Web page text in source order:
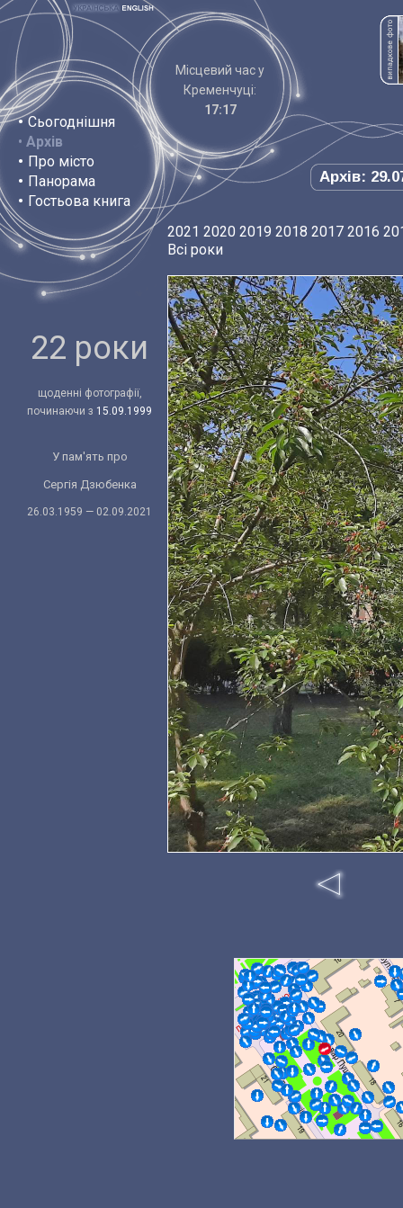
• Сьогоднішня
• Архів
• Про місто
• Панорама
• Гостьова книга
Місцевий час у
Кременчуці:
17:17
Архів:
22 роки
щоденні фотографії,
починаючи з 15.09.1999
У пам'ять про
Сергія Дзюбенка
26.03.1959 — 02.09.2021
2021 2020 2019 2018 2017 2016
Всі роки